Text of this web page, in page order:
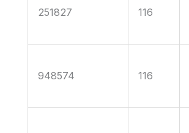
251827 116
948574 116